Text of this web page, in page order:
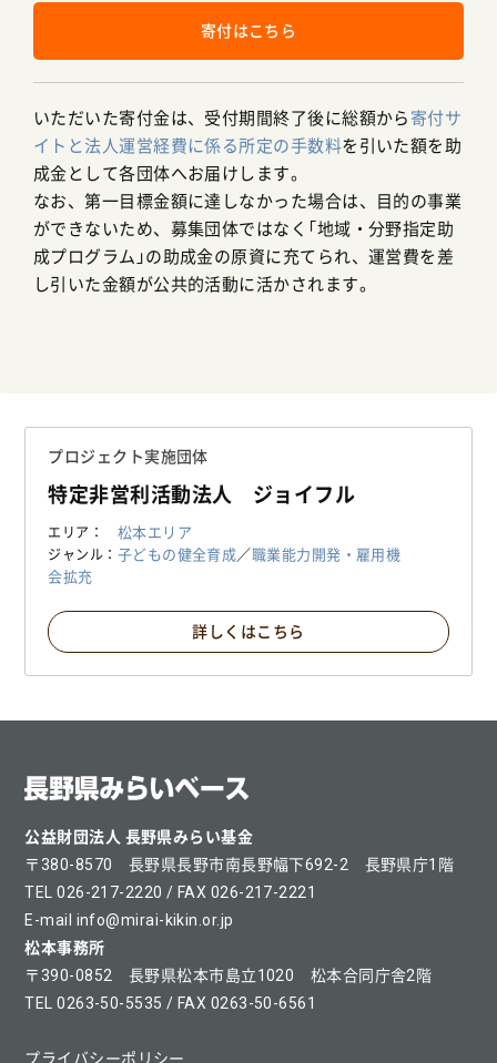
寄付はこちら
いただいた寄付金は、受付期間終了後に総額から 寄付サ
イトと法人運営経費に係る所定の手数料を引いた額を助
成金として各団体へお届けします。
なお、第一目標金額に達しなかった場合は、目的の事業
ができないため、募集団体ではなく「地域・分野指定助
成プログラム」の助成金の原資に充てられ、運営費を差
し引いた金額が公共的活動に活かされます。
プロジェクト実施団体
特定非営利活動法人 ジョイフル
エリア 松本エリア
ジャンル 子どもの健全育成 ／職業能力開発・雇用機
会拡充
詳しくはこちら
公益財団法人 長野県みらい基金
〒380-8570 長野県長野市南長野幅下692-2 長野県庁1階
TEL 026-217-2220 / FAX 026-217-2221
E-mail info@mirai-kikin.or.jp
松本事務所
〒390-0852 長野県松本市島立1020 松本合同庁舎2階
TEL 0263-50-5535 / FAX 0263-50-6561
プライバシーポリシー